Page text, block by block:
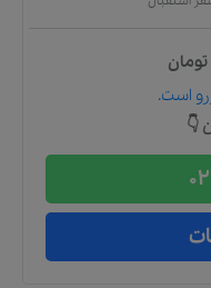
تومان
است.
👇